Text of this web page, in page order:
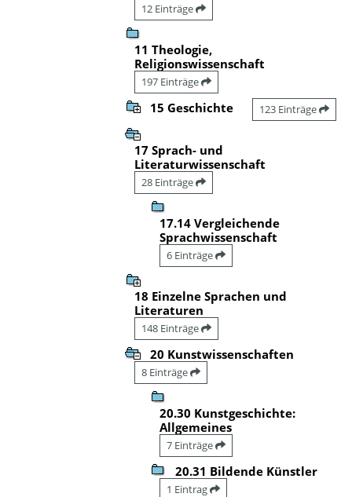
12 Einträge
11 Theologie,
Religionswissenschaft
197 Einträge
15 Geschichte 123 Einträge
17 Sprach- und
Literaturwissenschaft
28 Einträge
17.14 Vergleichende
Sprachwissenschaft
6 Einträge
18 Einzelne Sprachen und
Literaturen
148 Einträge
20 Kunstwissenschaften
8 Einträge
20.30 Kunstgeschichte:
Allgemeines
7 Einträge
20.31 Bildende Künstler
1 Eintrag